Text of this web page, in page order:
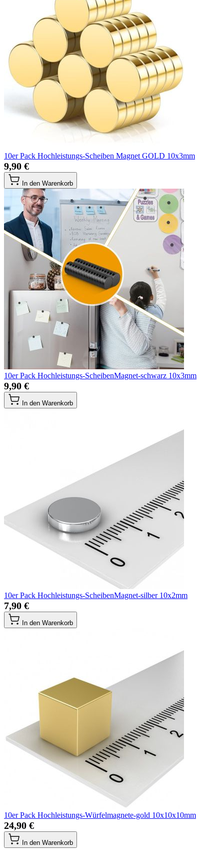
10er Pack Hochleistungs-Scheiben Magnet GOLD 10x3mm
9,90 €
In den Warenkorb
10er Pack Hochleistungs-ScheibenMagnet-schwarz 10x3mm
9,90 €
In den Warenkorb
10er Pack Hochleistungs-ScheibenMagnet-silber 10x2mm
7,90 €
In den Warenkorb
10er Pack Hochleistungs-Würfelmagnete-gold 10x10x10mm
24,90 €
In den Warenkorb